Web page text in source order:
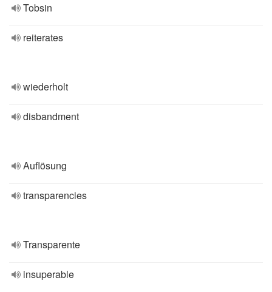
Tobsin
reiterates
wiederholt
disbandment
Auflösung
transparencies
Transparente
insuperable